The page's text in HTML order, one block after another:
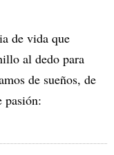
de vida que
al dedo para
de sueños, de
pasión: